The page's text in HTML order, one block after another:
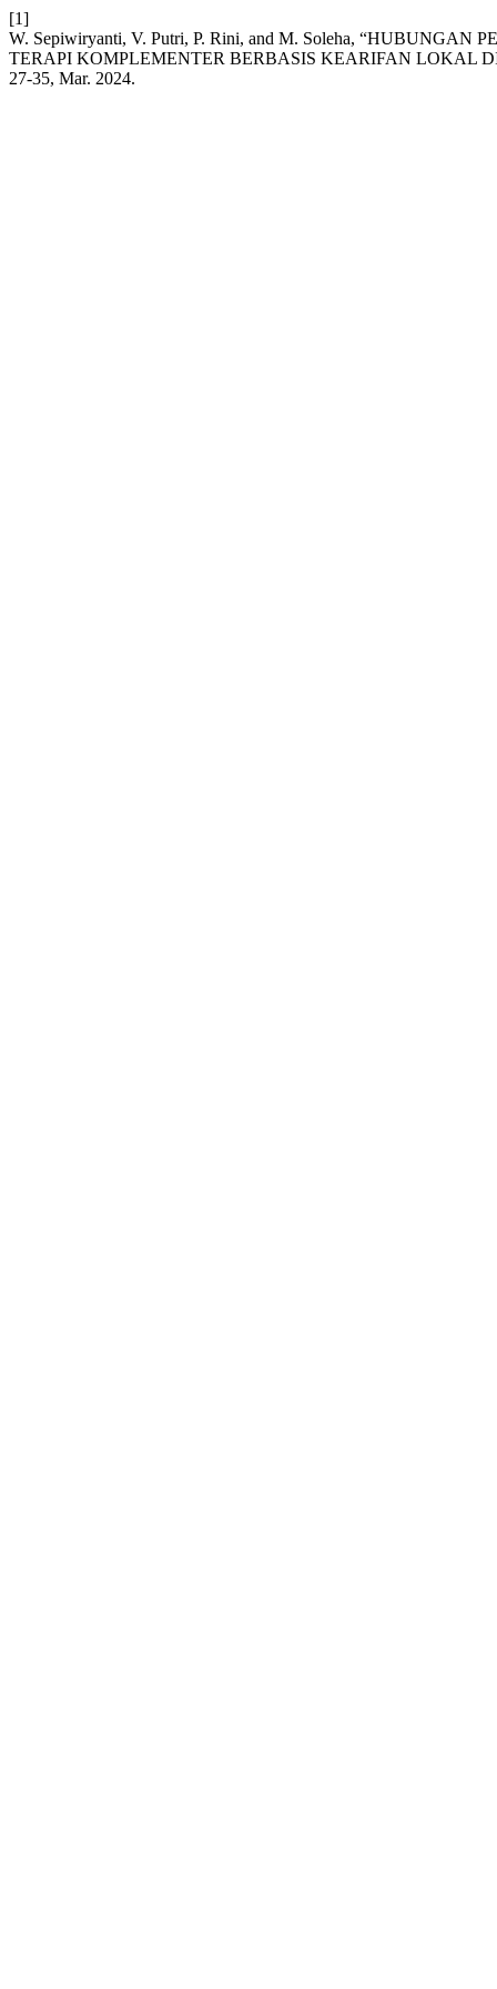
[1]
W. Sepiwiryanti, V. Putri, P. Rini, and M. Soleha,
TERAPI KOMPLEMENTER BERBASIS KEARIFAN LOKAL
27-35, Mar. 2024.